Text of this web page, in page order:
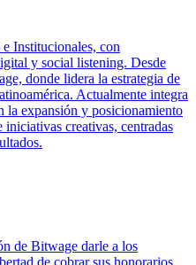
Institucionales, con
y social listening. Desde
donde lidera la estrategia de
Actualmente integra
la expansión y posicionamiento
iniciativas creativas, centradas
de Bitwage darle a los
de cobrar sus honorarios